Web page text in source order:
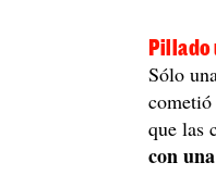
Pillado
Sólo
que las
con